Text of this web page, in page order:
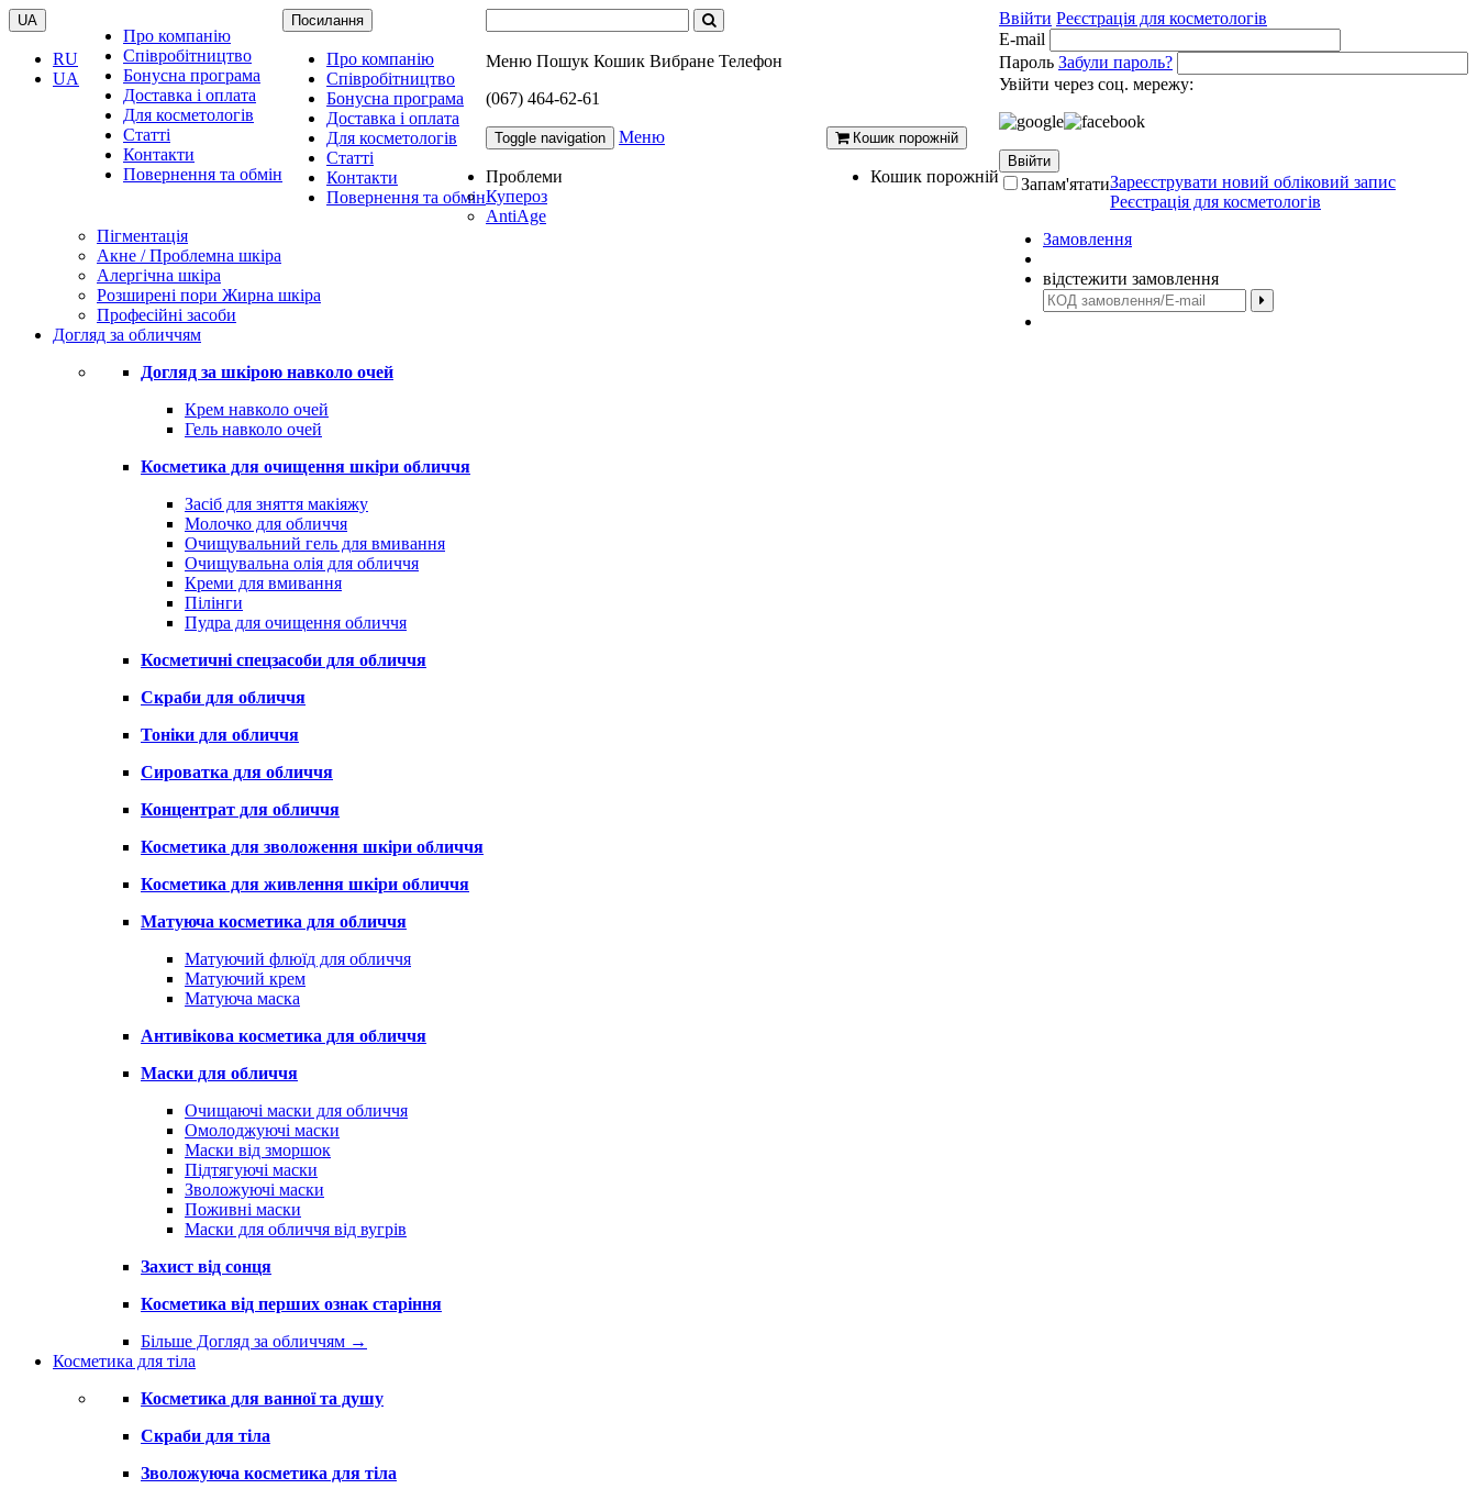
UA
RU
UA
Про компанію
Співробітництво
Бонусна програма
Доставка і оплата
Для косметологів
Статті
Контакти
Повернення та обмін
Посилання
Про компанію
Співробітництво
Бонусна програма
Доставка і оплата
Для косметологів
Статті
Контакти
Повернення та обмін
Ввійти Реєстрація для косметологів
E-mail
Пароль Забули пароль?
Увійти через соц. мережу:
Ввійти
Запам'ятатиЗареєструвати новий обліковий запис
Реєстрація для косметологів
Замовлення
відстежити замовлення
Меню Пошук Кошик Вибране Телефон
(067) 464-62-61
Кошик порожній
Кошик порожній
Toggle navigation Меню
Проблеми
Купероз
AntiAge
Пігментація
Акне / Проблемна шкіра
Алергічна шкіра
Розширені пори Жирна шкіра
Професійні засоби
Догляд за обличчям
Догляд за шкірою навколо очей
Крем навколо очей
Гель навколо очей
Косметика для очищення шкіри обличчя
Засіб для зняття макіяжу
Молочко для обличчя
Очищувальний гель для вмивання
Очищувальна олія для обличчя
Креми для вмивання
Пілінги
Пудра для очищення обличчя
Косметичні спецзасоби для обличчя
Скраби для обличчя
Тоніки для обличчя
Сироватка для обличчя
Концентрат для обличчя
Косметика для зволоження шкіри обличчя
Косметика для живлення шкіри обличчя
Матуюча косметика для обличчя
Матуючий флюїд для обличчя
Матуючий крем
Матуюча маска
Антивікова косметика для обличчя
Маски для обличчя
Очищаючі маски для обличчя
Омолоджуючі маски
Маски від зморшок
Підтягуючі маски
Зволожуючі маски
Поживні маски
Маски для обличчя від вугрів
Захист від сонця
Косметика від перших ознак старіння
Більше Догляд за обличчям →
Косметика для тіла
Косметика для ванної та душу
Скраби для тіла
Зволожуюча косметика для тіла